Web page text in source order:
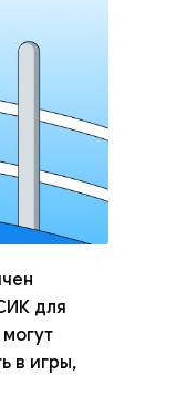
для
в игры,